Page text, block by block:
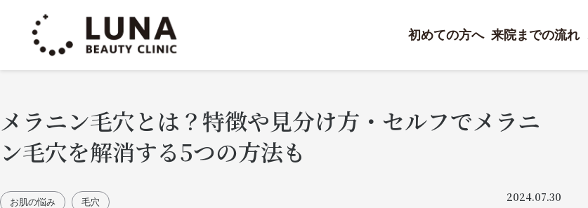
初めての方へ 来院までの流れ
メラニン毛穴とは？特徴や見分け方・セルフでメラニ
ン毛穴を解消する5つの方法も
お肌の悩み 毛穴 2024.07.30